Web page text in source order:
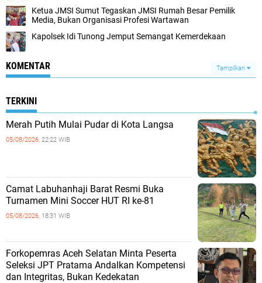
Ketua JMSI Sumut Tegaskan JMSI Rumah Besar Pemilik
Media, Bukan Organisasi Profesi Wartawan
Kapolsek Idi Tunong Jemput Semangat Kemerdekaan
KOMENTAR Tampilkan
TERKINI
Merah Putih Mulai Pudar di Kota Langsa
05/08/2026, 22:22 WIB
Camat Labuhanhaji Barat Resmi Buka
Turnamen Mini Soccer HUT RI ke-81
05/08/2026, 18:31 WIB
Forkopemras Aceh Selatan Minta Peserta
Seleksi JPT Pratama Andalkan Kompetensi
dan Integritas, Bukan Kedekatan